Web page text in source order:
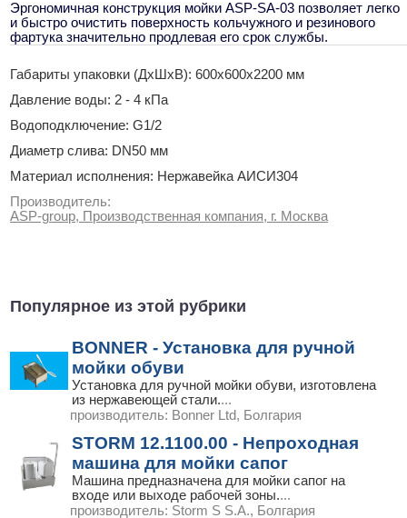
Эргономичная конструкция мойки ASP-SA-03 позволяет легко
и быстро очистить поверхность кольчужного и резинового
фартука значительно продлевая его срок службы.
Габариты упаковки (ДxШxВ): 600x600x2200 мм
Давление воды: 2 - 4 кПа
Водоподключение: G1/2
Диаметр слива: DN50 мм
Материал исполнения: Нержавейка АИСИ304
Производитель:
ASP-group, Производственная компания, г. Москва
Популярное из этой рубрики
BONNER - Установка для ручной
мойки обуви
Установка для ручной мойки обуви, изготовлена
из нержавеющей стали....
производитель: Bonner Ltd, Болгария
STORM 12.1100.00 - Непроходная
машина для мойки сапог
Машина предназначена для мойки сапог на
входе или выходе рабочей зоны....
производитель: Storm S S.A., Болгария